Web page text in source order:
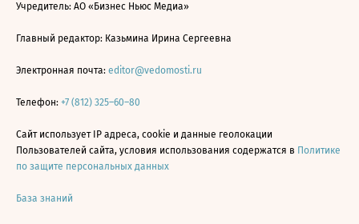
Учредитель: АО «Бизнес Ньюс Медиа»
Главный редактор: Казьмина Ирина Сергеевна
Электронная почта: editor@vedomosti.ru
Телефон: +7 (812) 325–60–80
Сайт использует IP адреса, cookie и данные геолокации
Пользователей сайта, условия использования содержатся в Политике
по защите персональных данных
База знаний